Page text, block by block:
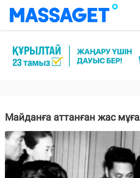
Майданға аттанған жас